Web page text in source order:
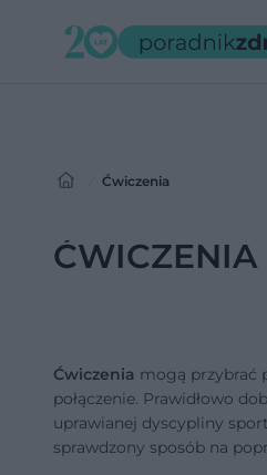
Ćwiczenia
ĆWICZENIA
Ćwiczenia mogą przybrać
połączenie. Prawidłowo
uprawianej dyscypliny
sprawdzony sposób na